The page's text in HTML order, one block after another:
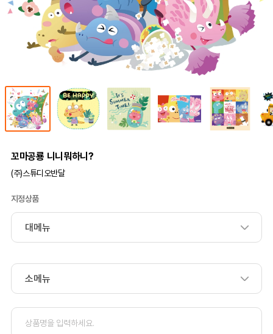
꼬마공룡 니니뭐하니?
(주)스튜디오반달
지정상품